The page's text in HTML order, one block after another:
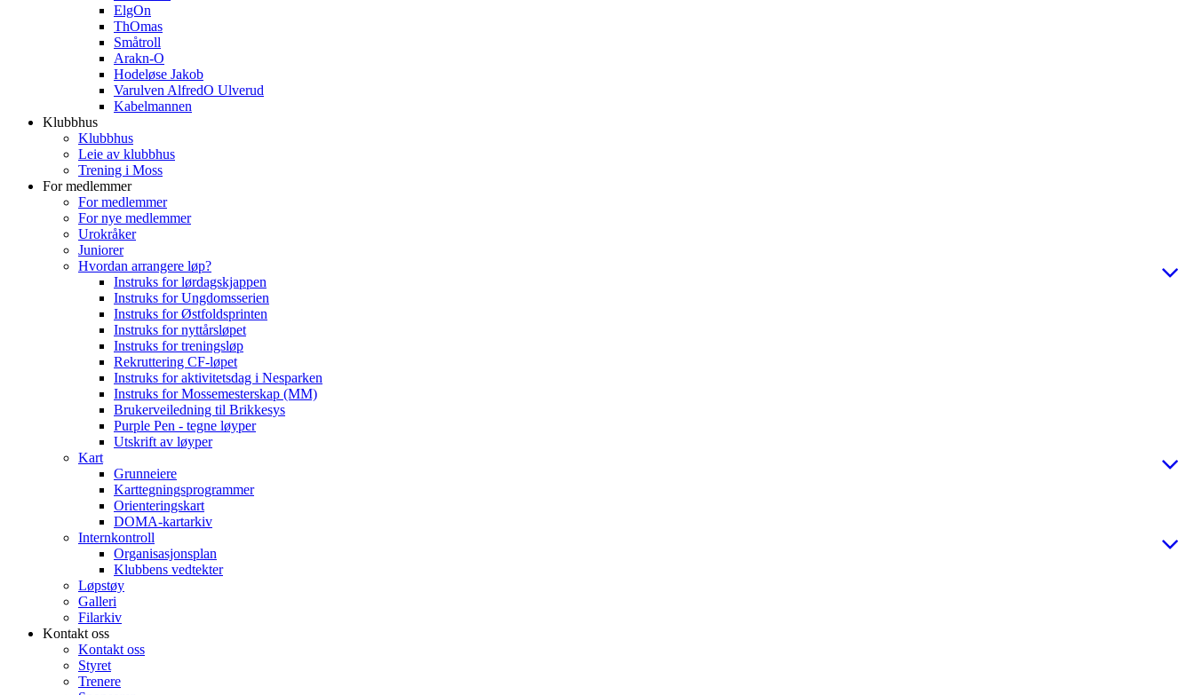
ElgOn
ThOmas
Småtroll
Arakn-O
Hodeløse Jakob
Varulven AlfredO Ulverud
Kabelmannen
Klubbhus
Klubbhus
Leie av klubbhus
Trening i Moss
For medlemmer
For medlemmer
For nye medlemmer
Urokråker
Juniorer
Hvordan arrangere løp?
Instruks for lørdagskjappen
Instruks for Ungdomsserien
Instruks for Østfoldsprinten
Instruks for nyttårsløpet
Instruks for treningsløp
Rekruttering CF-løpet
Instruks for aktivitetsdag i Nesparken
Instruks for Mossemesterskap (MM)
Brukerveiledning til Brikkesys
Purple Pen - tegne løyper
Utskrift av løyper
Kart
Grunneiere
Karttegningsprogrammer
Orienteringskart
DOMA-kartarkiv
Internkontroll
Organisasjonsplan
Klubbens vedtekter
Løpstøy
Galleri
Filarkiv
Kontakt oss
Kontakt oss
Styret
Trenere